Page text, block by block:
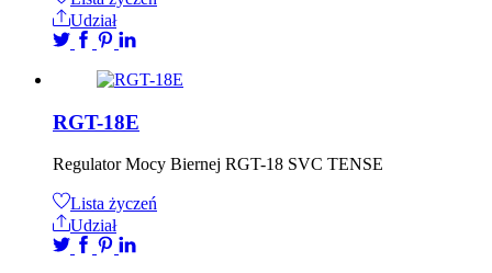
Udział
RGT-18E
Regulator Mocy Biernej RGT-18 SVC TENSE
Lista życzeń
Udział